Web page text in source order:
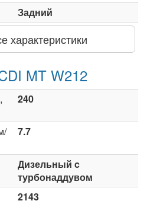
Задний
характеристики
MT W212
240
7.7
Дизельный c
турбонаддувом
2143